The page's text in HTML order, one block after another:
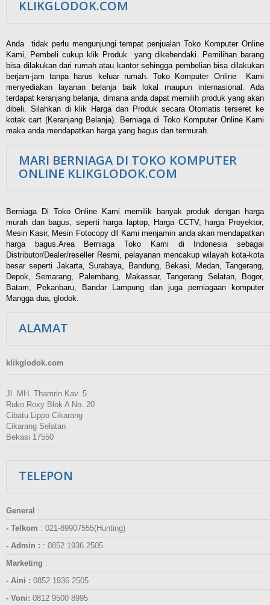
KLIKGLODOK.COM
Anda tidak perlu mengunjungi tempat penjualan Toko Komputer Online
Kami, Pembeli cukup klik Produk yang dikehendaki. Pemilihan barang
bisa dilakukan dari rumah atau kantor sehingga pembelian bisa dilakukan
berjam-jam tanpa harus keluar rumah. Toko Komputer Online Kami
menyediakan layanan belanja baik lokal maupun internasional. Ada
terdapat keranjang belanja, dimana anda dapat memilih produk yang akan
dibeli. Silahkan di klik Harga dan Produk secara Otomatis terseret ke
kotak cart (Keranjang Belanja). Berniaga di Toko Komputer Online Kami
maka anda mendapatkan harga yang bagus dan termurah.
MARI BERNIAGA DI TOKO KOMPUTER
ONLINE KLIKGLODOK.COM
Berniaga Di Toko Online Kami memilik banyak produk dengan harga
murah dan bagus, seperti harga laptop, Harga CCTV, harga Proyektor,
Mesin Kasir, Mesin Fotocopy dll Kami menjamin anda akan mendapatkan
harga bagus.Area Berniaga Toko Kami di Indonesia sebagai
Distributor/Dealer/reseller Resmi, pelayanan mencakup wilayah kota-kota
besar seperti Jakarta, Surabaya, Bandung, Bekasi, Medan, Tangerang,
Depok, Semarang, Palembang, Makassar, Tangerang Selatan, Bogor,
Batam, Pekanbaru, Bandar Lampung dan juga perniagaan komputer
Mangga dua, glodok.
ALAMAT
klikglodok.com
Jl. MH. Thamrin Kav. 5
Ruko Roxy Blok A No. 20
Cibatu Lippo Cikarang
Cikarang Selatan
Bekasi 17550
TELEPON
General :
- Telkom : 021-89907555(Hunting)
- Admin : : 0852 1936 2505
Marketing :
- Aini : 0852 1936 2505
- Voni: 0812 9500 8995